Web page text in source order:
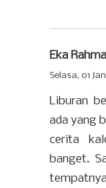
Eka
Selasa, 01
Liburan
ada yang
cerita
banget.